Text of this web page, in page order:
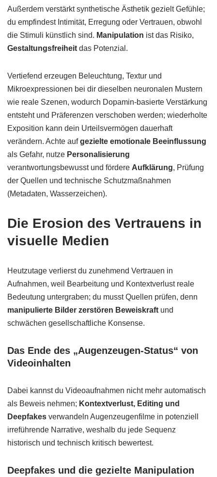
Außerdem verstärkt synthetische Ästhetik gezielt Gefühle;
du empfindest Intimität, Erregung oder Vertrauen, obwohl
die Stimuli künstlich sind. Manipulation ist das Risiko,
Gestaltungsfreiheit das Potenzial.
Vertiefend erzeugen Beleuchtung, Textur und
Mikroexpressionen bei dir dieselben neuronalen Mustern
wie reale Szenen, wodurch Dopamin-basierte Verstärkung
entsteht und Präferenzen verschoben werden; wiederholte
Exposition kann dein Urteilsvermögen dauerhaft
verändern. Achte aufgezielte emotionale Beeinflussung
als Gefahr, nutze Personalisierung
verantwortungsbewusst und fördere Aufklärung, Prüfung
der Quellen und technische Schutzmaßnahmen
(Metadaten, Wasserzeichen).
Die Erosion des Vertrauens in
visuelle Medien
Heutzutage verlierst du zunehmend Vertrauen in
Aufnahmen, weil Bearbeitung und Kontextverlust reale
Bedeutung untergraben; du musst Quellen prüfen, denn
manipulierte Bilder zerstören Beweiskraft und
schwächen gesellschaftliche Konsense.
Das Ende des „Augenzeugen-Status“ von
Videoinhalten
Dabei kannst du Videoaufnahmen nicht mehr automatisch
als Beweis nehmen; Kontextverlust, Editing und
Deepfakes verwandeln Augenzeugenfilme in potenziell
irreführende Narrative, weshalb du jede Sequenz
historisch und technisch kritisch bewertest.
Deepfakes und die gezielte Manipulation